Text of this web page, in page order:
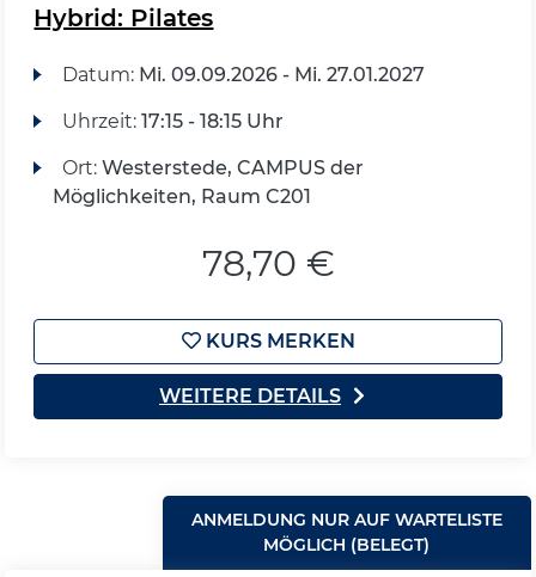
Hybrid: Pilates
Datum: Mi. 09.09.2026 - Mi. 27.01.2027
Uhrzeit: 17:15 - 18:15 Uhr
Ort: Westerstede, CAMPUS der
Möglichkeiten, Raum C201
78,70 €
KURS MERKEN
WEITERE DETAILS
ANMELDUNG NUR AUF WARTELISTE
MÖGLICH (BELEGT)